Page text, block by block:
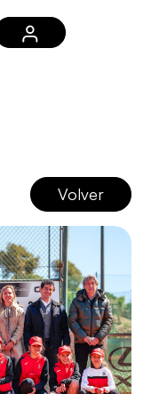
Volver